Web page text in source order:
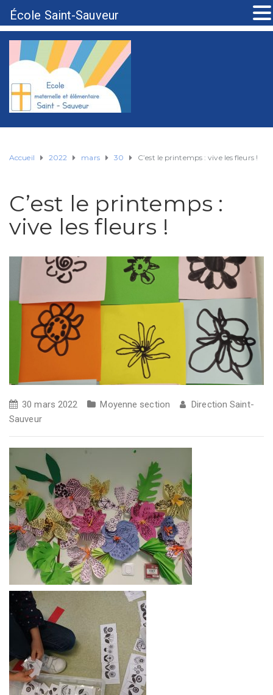
Accueil 2022 mars 30 C’est le printemps : vive les fleurs !
C’est le printemps :
vive les fleurs !
30 mars 2022 Moyenne section
Direction Saint-
Sauveur
École Saint-Sauveur